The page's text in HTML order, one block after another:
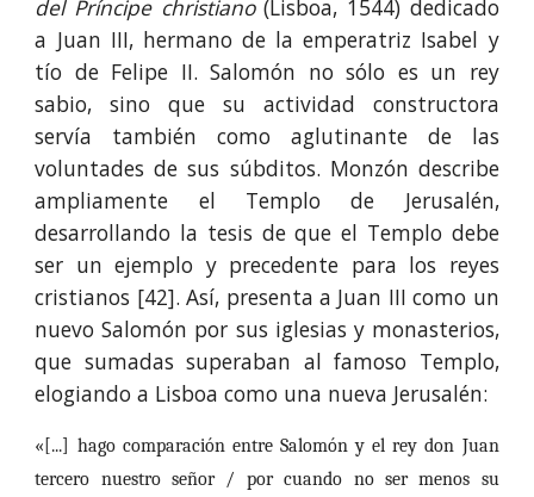
del Príncipe christiano(Lisboa, 1544) dedicado
a Juan III, hermano de la emperatriz Isabel y
tío de Felipe II. Salomón no sólo es un rey
sabio, sino que su actividad constructora
servía también como aglutinante de las
voluntades de sus súbditos. Monzón describe
ampliamente el Templo de Jerusalén,
desarrollando la tesis de que el Templo debe
ser un ejemplo y precedente para los reyes
cristianos [42]. Así, presenta a Juan III como un
nuevo Salomón por sus iglesias y monasterios,
que sumadas superaban al famoso Templo,
elogiando a Lisboa como una nueva Jerusalén:
«[...] hago comparación entre Salomón y el rey don Juan
tercero nuestro señor / por cuando no ser menos su